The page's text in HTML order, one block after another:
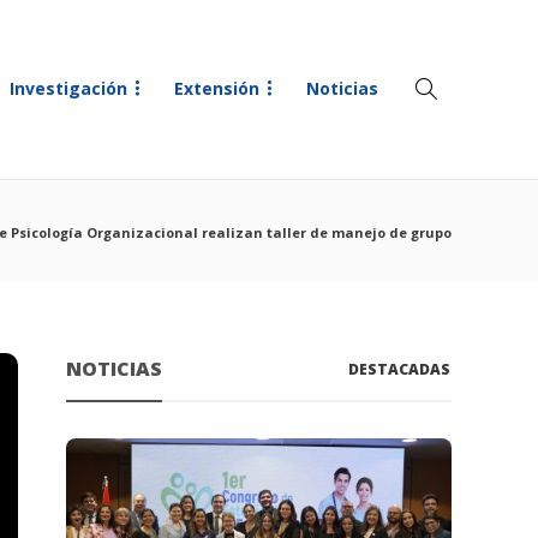
Investigación Extensión Noticias
Psicología Organizacional realizan taller de manejo de grupo
NOTICIAS DESTACADAS